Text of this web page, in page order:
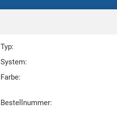
Typ:
System:
Farbe:
Bestellnummer: